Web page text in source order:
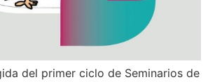
del primer ciclo de Seminarios de